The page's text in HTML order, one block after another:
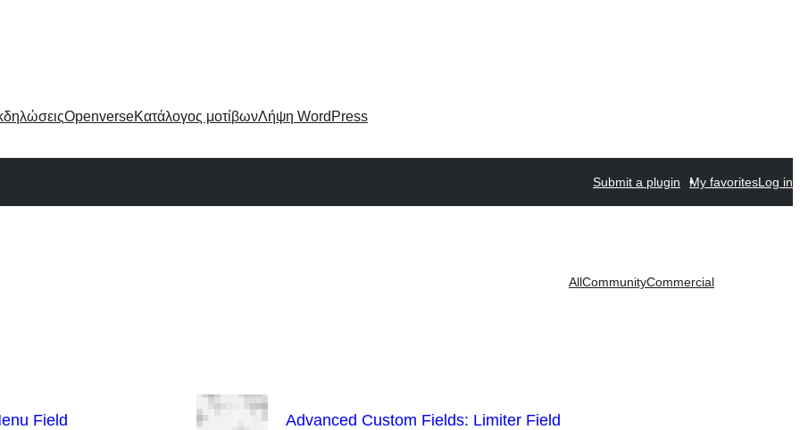
OpenverseΚατάλογος μοτίβωνΛήψη WordPress
Submit a plugin My favoritesLog in
AllCommunityCommercial
Field Advanced Custom Fields: Limiter Field